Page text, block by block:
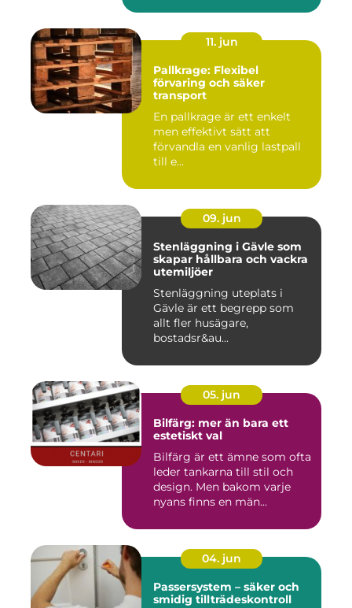
11. jun
Pallkrage: Flexibel
förvaring och säker
transport
En pallkrage är ett enkelt
men effektivt sätt att
förvandla en vanlig lastpall
till e...
09. jun
Stenläggning i Gävle som
skapar hållbara och vackra
utemiljöer
Stenläggning uteplats i
Gävle är ett begrepp som
allt fler husägare,
bostadsr&au...
05. jun
Bilfärg: mer än bara ett
estetiskt val
Bilfärg är ett ämne som ofta
leder tankarna till stil och
design. Men bakom varje
nyans finns en män...
04. jun
Passersystem – säker och
smidig tillträdeskontroll